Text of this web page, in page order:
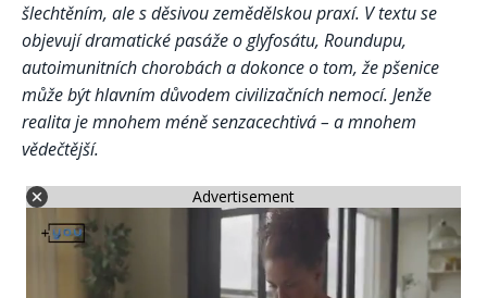
šlechtěním, ale s děsivou zemědělskou praxí. V textu se
objevují dramatické pasáže o glyfosátu, Roundupu,
autoimunitních chorobách a dokonce o tom, že pšenice
může být hlavním důvodem civilizačních nemocí. Jenže
realita je mnohem méně senzacechtivá – a mnohem
vědečtější.
Advertisement